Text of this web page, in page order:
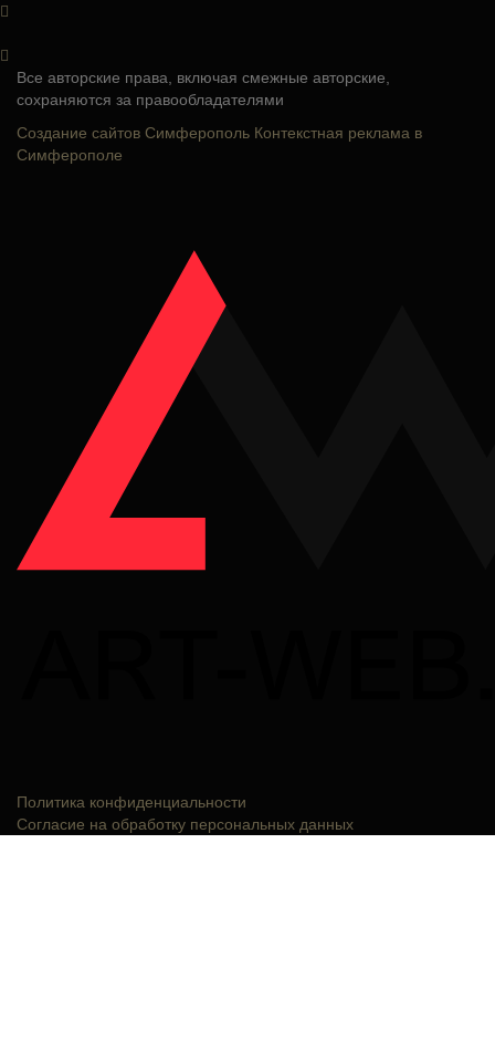
Все авторские права, включая смежные авторские,
сохраняются за правообладателями
Создание сайтов Симферополь Контекстная реклама в
Симферополе
Политика конфиденциальности
Согласие на обработку персональных данных